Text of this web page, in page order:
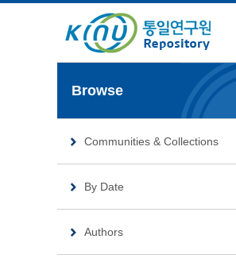
Browse
Communities & Collections
By Date
Authors